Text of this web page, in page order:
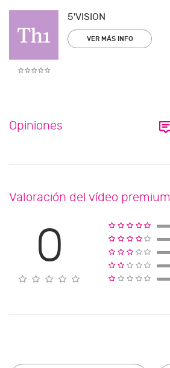
5'VISION
VER MÁS INFO
Opiniones
Valoración del vídeo premium
0